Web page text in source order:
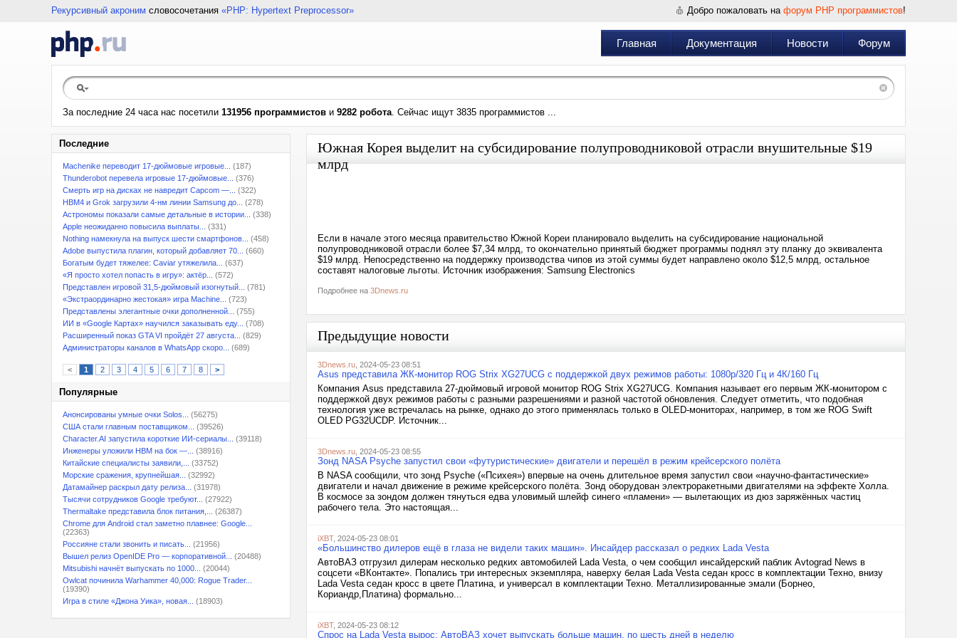
Рекурсивный акроним словосочетания «PHP: Hypertext Preprocessor» Добро пожаловать на форум PHP программистов!
Главная Документация Новости Форум
За последние 24 часа нас посетили 131956 программистов и 9282 робота. Сейчас ищут 3835 программистов ...
Последние
Machenike переводит 17-дюймовые игровые...
(187)
Thunderobot перевела игровые 17-дюймовые...
(376)
Смерть игр на дисках не навредит Capcom —...
(322)
HBM4 и Grok загрузили 4-нм линии Samsung до...
(278)
Астрономы показали самые детальные в истории...
(338)
Apple неожиданно повысила выплаты...
(331)
Nothing намекнула на выпуск шести смартфонов...
(458)
Adobe выпустила плагин, который добавляет 70...
(660)
Богатым будет тяжелее: Caviar утяжелила...
(637)
«Я просто хотел попасть в игру»: актёр...
(572)
Представлен игровой 31,5-дюймовый изогнутый...
(781)
«Экстраординарно жестокая» игра Machine...
(723)
Представлены элегантные очки дополненной...
(755)
ИИ в «Google Картах» научился заказывать еду...
(708)
Расширенный показ GTA VI пройдёт 27 августа...
(829)
Администраторы каналов в WhatsApp скоро...
(689)
< 1 2 3 4 5 6 7 8 >
Популярные
Анонсированы умные очки Solos...
(56275)
США стали главным поставщиком...
(39526)
Character.AI запустила короткие ИИ-сериалы...
(39118)
Инженеры уложили HBM на бок —...
(38916)
Китайские специалисты заявили,...
(33752)
Морские сражения, крупнейшая...
(32992)
Датамайнер раскрыл дату релиза...
(31978)
Тысячи сотрудников Google требуют...
(27922)
Thermaltake представила блок питания,...
(26387)
Chrome для Android стал заметно плавнее: Google...
(22363)
Россияне стали звонить и писать...
(21956)
Вышел релиз OpenIDE Pro — корпоративной...
(20488)
Mitsubishi начнёт выпускать по 1000...
(20044)
Owlcat починила Warhammer 40,000: Rogue Trader...
(19390)
Игра в стиле «Джона Уика», новая...
(18903)
Южная Корея выделит на субсидирование полупроводниковой отрасли внушительные $19
млрд
Если в начале этого месяца правительство Южной Кореи планировало выделить на субсидирование национальной
полупроводниковой отрасли более $7,34 млрд, то окончательно принятый бюджет программы поднял эту планку до эквивалента
$19 млрд. Непосредственно на поддержку производства чипов из этой суммы будет направлено около $12,5 млрд, остальное
составят налоговые льготы. Источник изображения: Samsung Electronics
Подробнее на 3Dnews.ru
Предыдущие новости
3Dnews.ru , 2024-05-23 08:51
Asus представила ЖК-монитор ROG Strix XG27UCG с поддержкой двух режимов работы: 1080р/320 Гц и 4К/160 Гц
Компания Asus представила 27-дюймовый игровой монитор ROG Strix XG27UCG. Компания называет его первым ЖК-монитором с
поддержкой двух режимов работы с разными разрешениями и разной частотой обновления. Следует отметить, что подобная
технология уже встречалась на рынке, однако до этого применялась только в OLED-мониторах, например, в том же ROG Swift
OLED PG32UCDP. Источник...
3Dnews.ru , 2024-05-23 08:55
Зонд NASA Psyche запустил свои «футуристические» двигатели и перешёл в режим крейсерского полёта
В NASA сообщили, что зонд Psyche («Психея») впервые на очень длительное время запустил свои «научно-фантастические»
двигатели и начал движение в режиме крейсерского полёта. Зонд оборудован электроракетными двигателями на эффекте Холла.
В космосе за зондом должен тянуться едва уловимый шлейф синего «пламени» — вылетающих из дюз заряжённых частиц
рабочего тела. Это настоящая...
iXBT, 2024-05-23 08:01
«Большинство дилеров ещё в глаза не видели таких машин». Инсайдер рассказал о редких Lada Vesta
АвтоВАЗ отгрузил дилерам несколько редких автомобилей Lada Vesta, о чем сообщил инсайдерский паблик Avtograd News в
соцсети «ВКонтакте». Попались три интересных экземпляра, наверху белая Lada Vesta седан кросс в комплектации Техно, внизу
Lada Vesta седан кросс в цвете Платина, и универсал в комплектации Техно. Металлизированные эмали (Борнео,
Кориандр,Платина) формально...
iXBT, 2024-05-23 08:12
Спрос на Lada Vesta вырос: АвтоВАЗ хочет выпускать больше машин, по шесть дней в неделю